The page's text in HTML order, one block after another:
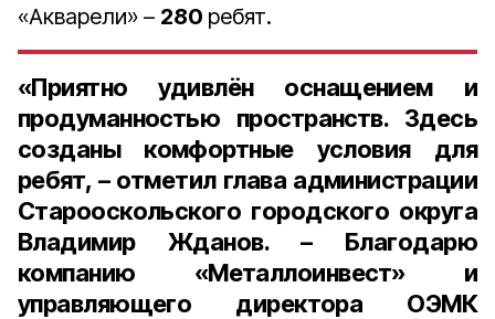
«Акварели» – 280 ребят.
«Приятно удивлён оснащением и
продуманностью пространств. Здесь
созданы комфортные условия для
ребят, – отметил глава администрации
Старооскольского городского округа
Владимир Жданов. – Благодарю
компанию «Металлоинвест» и
управляющего директора ОЭМК